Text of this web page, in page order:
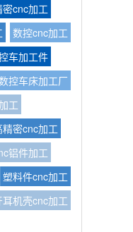
密cnc加工
数控cnc加工
车加工件
控车床加工厂
工
精密cnc加工
铝件加工
塑料件cnc加工
耳机壳cnc加工